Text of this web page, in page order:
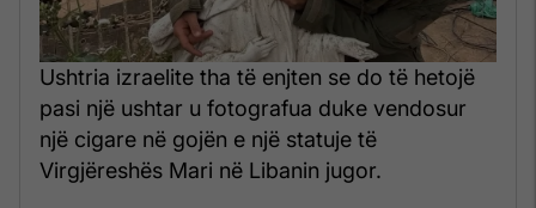
Ushtria izraelite tha të enjten se do të hetojë
pasi një ushtar u fotografua duke vendosur
një cigare në gojën e një statuje të
Virgjëreshës Mari në Libanin jugor.